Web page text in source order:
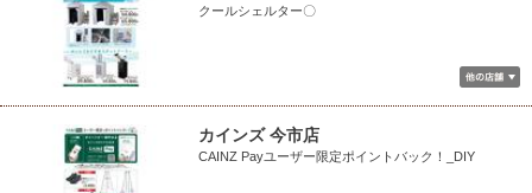
クールシェルター〇
カインズ 今市店
CAINZ Payユーザー限定ポイントバック！_DIY